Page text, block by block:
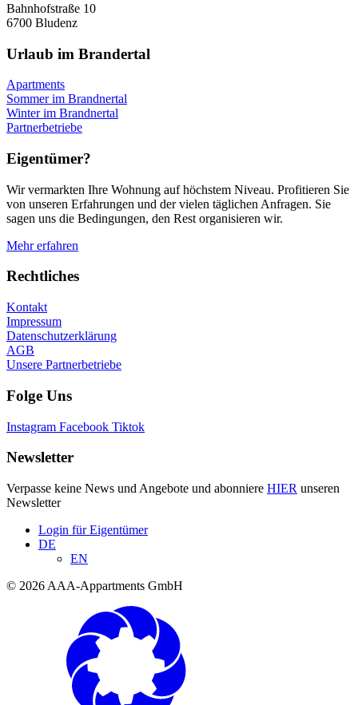
Bahnhofstraße 10
6700 Bludenz
Urlaub im Brandertal
Apartments
Sommer im Brandnertal
Winter im Brandnertal
Partnerbetriebe
Eigentümer?
Wir vermarkten Ihre Wohnung auf höchstem Niveau. Profitieren Sie
von unseren Erfahrungen und der vielen täglichen Anfragen. Sie
sagen uns die Bedingungen, den Rest organisieren wir.
Mehr erfahren
Rechtliches
Kontakt
Impressum
Datenschutzerklärung
AGB
Unsere Partnerbetriebe
Folge Uns
Instagram Facebook Tiktok
Newsletter
Verpasse keine News und Angebote und abonniere HIER unseren
Newsletter
Login für Eigentümer
DE
EN
© 2026 AAA-Appartments GmbH